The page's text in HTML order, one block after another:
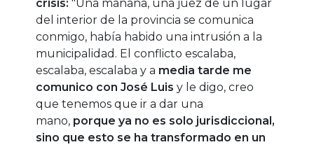
crisis:"Una mañana, una juez de un lugar
del interior de la provincia se comunica
conmigo, había habido una intrusión a la
municipalidad. El conflicto escalaba,
escalaba, escalaba y a media tarde me
comunico con José Luis y le digo, creo
que tenemos que ir a dar una
mano, porque ya no es solo jurisdiccional,
sino que esto se ha transformado en un